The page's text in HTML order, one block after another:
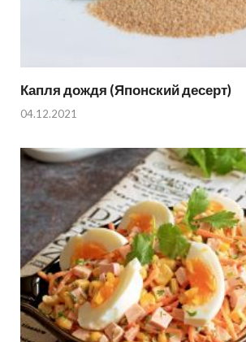
Капля дождя (Японский десерт)
04.12.2021